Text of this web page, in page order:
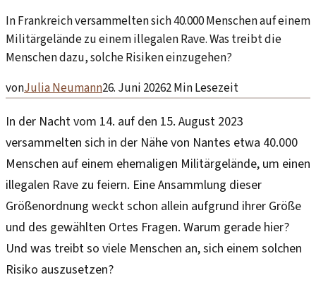
In Frankreich versammelten sich 40.000 Menschen auf einem
Militärgelände zu einem illegalen Rave. Was treibt die
Menschen dazu, solche Risiken einzugehen?
vonJulia Neumann26. Juni 20262Min Lesezeit
In der Nacht vom 14. auf den 15. August 2023
versammelten sich in der Nähe von Nantes etwa 40.000
Menschen auf einem ehemaligen Militärgelände, um einen
illegalen Rave zu feiern. Eine Ansammlung dieser
Größenordnung weckt schon allein aufgrund ihrer Größe
und des gewählten Ortes Fragen. Warum gerade hier?
Und was treibt so viele Menschen an, sich einem solchen
Risiko auszusetzen?